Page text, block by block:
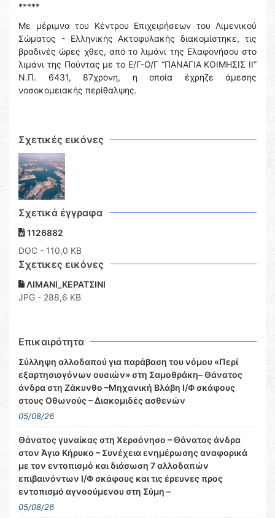
*****
Με μέριμνα του Κέντρου Επιχειρήσεων του Λιμενικού
Σώματος - Ελληνικής Ακτοφυλακής διακομίστηκε, τις
βραδινές ώρες χθες, από το λιμάνι της Ελαφονήσου στο
λιμάνι της Πούντας με το Ε/Γ-Ο/Γ “ΠΑΝΑΓΙΑ ΚΟΙΜΗΣΙΣ ΙΙ”
Ν.Π. 6431, 87χρονη, η οποία έχρηζε άμεσης
νοσοκομειακής περίθαλψης.
Σχετικές εικόνες
Σχετικά έγγραφα
1126882
DOC - 110,0 KB
Σχετικες εικόνες
ΛΙΜΑΝΙ_ΚΕΡΑΤΣΙΝΙ
JPG - 288,6 KB
Επικαιρότητα
Σύλληψη αλλοδαπού για παράβαση του νόμου «Περί
εξαρτησιογόνων ουσιών» στη Σαμοθράκη– Θάνατος
άνδρα στη Ζάκυνθο –Μηχανική Βλάβη Ι/Φ σκάφους
στους Οθωνούς – Διακομιδές ασθενών
05/08/26
Θάνατος γυναίκας στη Χερσόνησο – Θάνατος άνδρα
στον Άγιο Κήρυκο – Συνέχεια ενημέρωσης αναφορικά
με τον εντοπισμό και διάσωση 7 αλλοδαπών
επιβαινόντων Ι/Φ σκάφους και τις έρευνες προς
εντοπισμό αγνοούμενου στη Σύμη –
05/08/26